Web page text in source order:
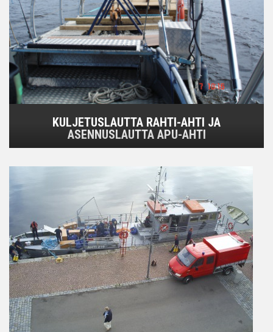
KULJETUSLAUTTA RAHTI-AHTI JA
ASENNUSLAUTTA APU-AHTI